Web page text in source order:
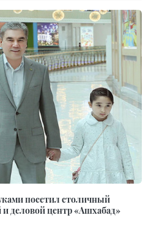
посетил столичный
деловой центр «Ашхабад»